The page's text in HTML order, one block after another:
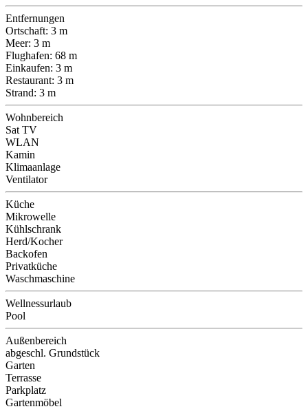
Entfernungen
Ortschaft: 3 m
Meer: 3 m
Flughafen: 68 m
Einkaufen: 3 m
Restaurant: 3 m
Strand: 3 m
Wohnbereich
Sat TV
WLAN
Kamin
Klimaanlage
Ventilator
Küche
Mikrowelle
Kühlschrank
Herd/Kocher
Backofen
Privatküche
Waschmaschine
Wellnessurlaub
Pool
Außenbereich
abgeschl. Grundstück
Garten
Terrasse
Parkplatz
Gartenmöbel